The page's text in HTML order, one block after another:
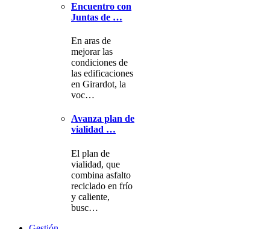
Encuentro con
Juntas de …
En aras de
mejorar las
condiciones de
las edificaciones
en Girardot, la
voc…
Avanza plan de
vialidad …
El plan de
vialidad, que
combina asfalto
reciclado en frío
y caliente,
busc…